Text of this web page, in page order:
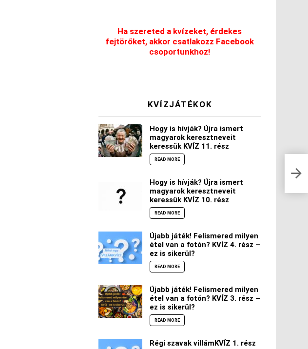
Ha szereted a kvízeket, érdekes
fejtörőket, akkor csatlakozz Facebook
csoportunkhoz!
KVÍZJÁTÉKOK
Hogy is hívják? Újra ismert
magyarok keresztneveit
keressük KVÍZ 11. rész
READ MORE
Hogy is hívják? Újra ismert
magyarok keresztneveit
keressük KVÍZ 10. rész
READ MORE
Újabb játék! Felismered milyen
étel van a fotón? KVÍZ 4. rész –
ez is sikerül?
READ MORE
Újabb játék! Felismered milyen
étel van a fotón? KVÍZ 3. rész –
ez is sikerül?
READ MORE
Régi szavak villámKVÍZ 1. rész